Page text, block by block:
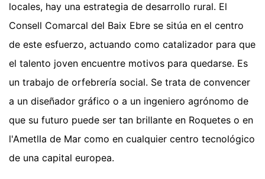
locales, hay una estrategia de desarrollo rural. El
Consell Comarcal del Baix Ebre se sitúa en el centro
de este esfuerzo, actuando como catalizador para que
el talento joven encuentre motivos para quedarse. Es
un trabajo de orfebrería social. Se trata de convencer
a un diseñador gráfico o a un ingeniero agrónomo de
que su futuro puede ser tan brillante en Roquetes o en
l'Ametlla de Mar como en cualquier centro tecnológico
de una capital europea.